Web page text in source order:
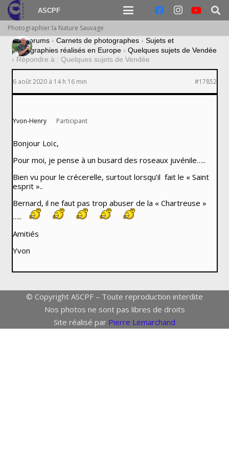
ASCPF
Photographier la Nature Sauvage
› Forums › Carnets de photographes › Sujets et
photographies réalisés en Europe › Quelques sujets de Vendée
› Répondre à : Quelques sujets de Vendée
6 août 2020 à 14 h 16 min #17852
Yvon-Henry Participant
Bonjour Loïc,
Pour moi, je pense à un busard des roseaux juvénile…..
Bien vu pour le crécerelle, surtout lorsqu’il fait le « Saint
esprit »..
Bernard, il ne faut pas trop abuser de la « Chartreuse »
…..
Amitiés
Yvon
© Copyright ASCPF – Toute reproduction interdite
Nos photos ne sont pas libres de droits
Site réalisé par Pierre Lemarchand